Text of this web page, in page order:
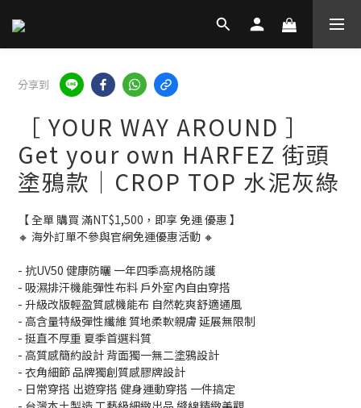
分享到
［ YOUR WAY AROUND ］
Get your own HARFEZ 街頭
塗鴉款｜CROP TOP 水泥灰綠
【 全單 購買 滿NT$1,500，即享 免運 優惠 】
🔸 海外訂單不參與官網免運優惠活動 🔸
- 抗UV50 健康防曬 一年四季高規格防護
- 吸濕排汗機能彈性布料 戶外室內自由穿搭
- 升級改版輕盈質感機能布 自然乾爽舒適通風
- 高含量特級彈性纖維 質地柔軟親膚 延展無限制
- 挺直不厚重 夏季首選料質
- 高質感簡約設計 背面獨一無二塗鴉設計
- 衣角細節 品牌獨創質感膠牌設計
- 日常穿搭 出遊穿搭 健身運動穿搭 一件搞定